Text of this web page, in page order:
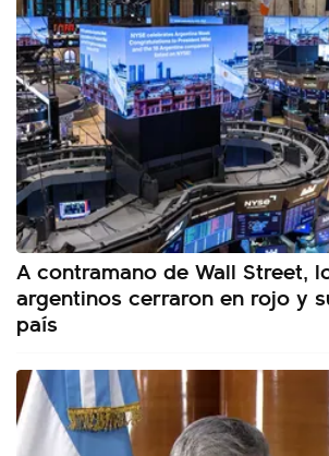
A contramano de Wall Street,
argentinos cerraron en rojo y
país